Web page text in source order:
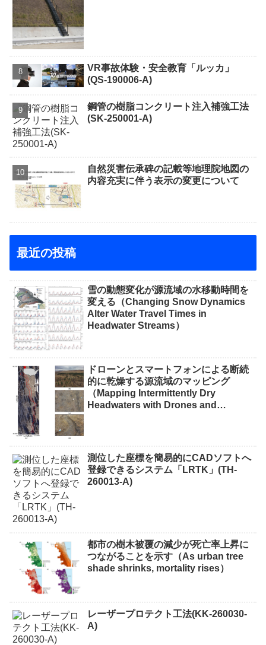
VR事故体験・安全教育「ルッカ」
(QS-190006-A)
鋼管の樹脂コンクリート注入補強工法
(SK-250001-A)
自然災害伝承碑の記載等地理院地図の
内容充実に伴う表示の変更について
最近の投稿
雪の動態変化が源流域の水移動時間を
変える（Changing Snow Dynamics
Alter Water Travel Times in
Headwater Streams）
ドローンとスマートフォンによる断続
的に乾燥する源流域のマッピング
（Mapping Intermittently Dry
Headwaters with Drones and
測位した座標を簡易的にCADソフトへ
登録できるシステム「LRTK」(TH-
260013-A)
都市の樹木被覆の減少が死亡率上昇に
つながることを示す（As urban tree
shade shrinks, mortality rises）
レーザープロテクト⼯法(KK-260030-
A)